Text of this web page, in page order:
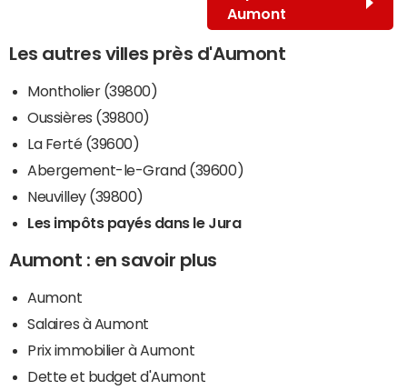
Aumont
Les autres villes près d'Aumont
Montholier (39800)
Oussières (39800)
La Ferté (39600)
Abergement-le-Grand (39600)
Neuvilley (39800)
Les impôts payés dans le Jura
Aumont : en savoir plus
Aumont
Salaires à Aumont
Prix immobilier à Aumont
Dette et budget d'Aumont